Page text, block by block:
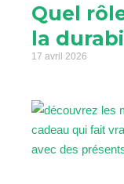
Quel
la
17 avril 2026